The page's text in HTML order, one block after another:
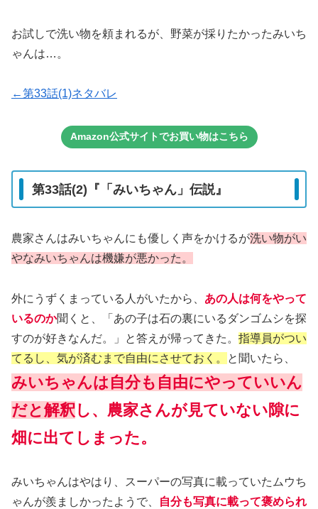
お試しで洗い物を頼まれるが、野菜が採りたかったみいち
ゃんは…。
←第33話(1)ネタバレ
Amazon公式サイトでお買い物はこちら
第33話(2)『「みいちゃん」伝説』
農家さんはみいちゃんにも優しく声をかけるが洗い物がい
やなみいちゃんは機嫌が悪かった。
外にうずくまっている人がいたから、 あの人は何をやって
いるのか聞くと、「あの子は石の裏にいるダンゴムシを探
すのが好きなんだ。」と答えが帰ってきた。 指導員がつい
てるし、気が済むまで自由にさせておく。
と聞いたら、
みいちゃんは自分も自由にやっていいん
だと解釈し、農家さんが見ていない隙に
畑に出てしまった。
みいちゃんはやはり、スーパーの写真に載っていたムウち
ゃんが羨ましかったようで、
自分も写真に載って褒められ